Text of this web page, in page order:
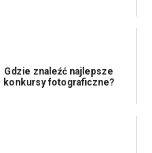
Gdzie znaleźć najlepsze
konkursy fotograficzne?